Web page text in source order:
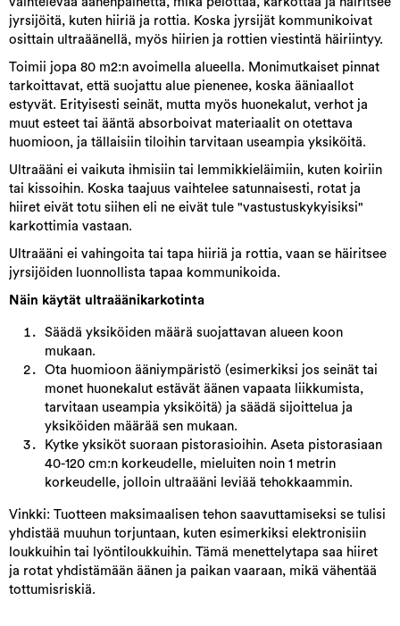
jyrsijöitä, kuten hiiriä ja rottia. Koska jyrsijät kommunikoivat
osittain ultraäänellä, myös hiirien ja rottien viestintä häiriintyy.
Toimii jopa 80 m2:n avoimella alueella. Monimutkaiset pinnat
tarkoittavat, että suojattu alue pienenee, koska ääniaallot
estyvät. Erityisesti seinät, mutta myös huonekalut, verhot ja
muut esteet tai ääntä absorboivat materiaalit on otettava
huomioon, ja tällaisiin tiloihin tarvitaan useampia yksiköitä.
Ultraääni ei vaikuta ihmisiin tai lemmikkieläimiin, kuten koiriin
tai kissoihin. Koska taajuus vaihtelee satunnaisesti, rotat ja
hiiret eivät totu siihen eli ne eivät tule "vastustuskykyisiksi"
karkottimia vastaan.
Ultraääni ei vahingoita tai tapa hiiriä ja rottia, vaan se häiritsee
jyrsijöiden luonnollista tapaa kommunikoida.
Näin käytät ultraäänikarkotinta
Säädä yksiköiden määrä suojattavan alueen koon
mukaan.
Ota huomioon ääniympäristö (esimerkiksi jos seinät tai
monet huonekalut estävät äänen vapaata liikkumista,
tarvitaan useampia yksiköitä) ja säädä sijoittelua ja
yksiköiden määrää sen mukaan.
Kytke yksiköt suoraan pistorasioihin. Aseta pistorasiaan
40-120 cm:n korkeudelle, mieluiten noin 1 metrin
korkeudelle, jolloin ultraääni leviää tehokkaammin.
Vinkki: Tuotteen maksimaalisen tehon saavuttamiseksi se tulisi
yhdistää muuhun torjuntaan, kuten esimerkiksi elektronisiin
loukkuihin tai lyöntiloukkuihin. Tämä menettelytapa saa hiiret
ja rotat yhdistämään äänen ja paikan vaaraan, mikä vähentää
tottumisriskiä.